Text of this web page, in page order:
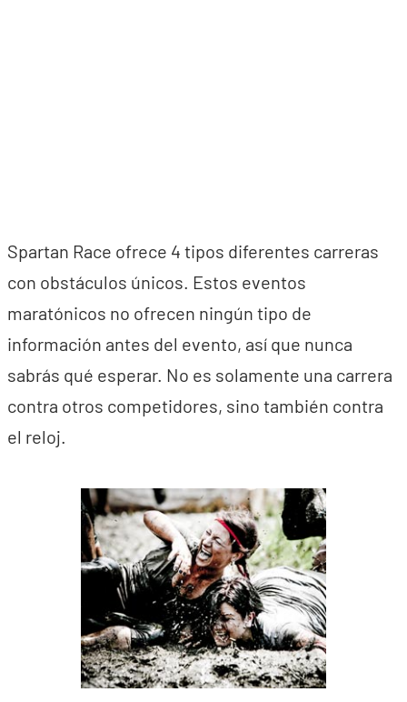
Spartan Race ofrece 4 tipos diferentes carreras
con obstáculos únicos. Estos eventos
maratónicos no ofrecen ningún tipo de
información antes del evento, así que nunca
sabrás qué esperar. No es solamente una carrera
contra otros competidores, sino también contra
el reloj.